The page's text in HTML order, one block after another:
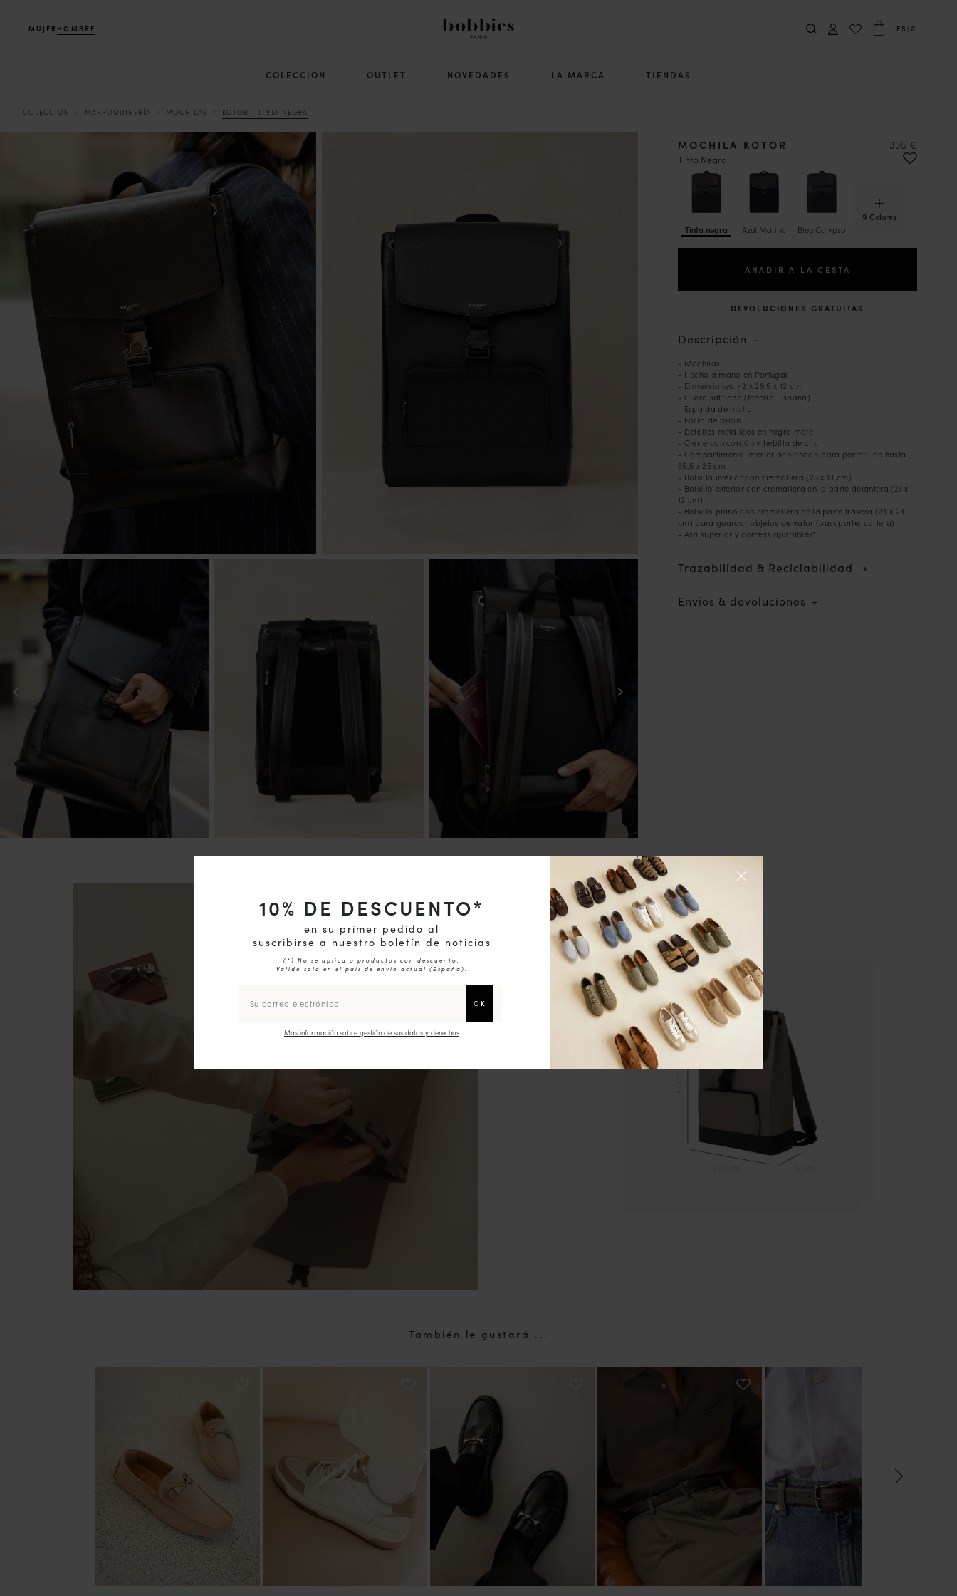
MUJER HOMBRE ES | €
COLECCIÓN OUTLET NOVEDADES LA MARCA TIENDAS
COLECCIÓN MARROQUINERÍA MOCHILAS KOTOR - TINTA NEGRA
chevron_left chevron_right
Tinta negra Azul Marino Bleu Calypso
9 Colores
MOCHILA KOTOR
Tinta Negra
335 €
AÑADIR A LA CESTA
DEVOLUCIONES GRATUITAS
Descripción
- Mochilas
- Hecho a mano en Portugal
- Dimensiones: 42 x 29,5 x 12 cm
- Cuero saffiano (tenería: España)
- Espalda de malla
- Forro de nylon
- Detalles metálicos en negro mate
- Cierre con cordón y hebilla de clic
- Compartimento interior acolchado para portátil de hasta
35,5 x 25 cm
- Bolsillo interior con cremallera (25 x 13 cm)
- Bolsillo exterior con cremallera en la parte delantera (21 x
12 cm)
- Bolsillo plano con cremallera en la parte trasera (23 x 23
cm) para guardar objetos de valor (pasaporte, cartera)
- Asa superior y correas ajustables"
Trazabilidad & Reciclabilidad
Envíos & devoluciones
También le gustará ...
10% DE DESCUENTO*
en su primer pedido al
suscribirse a nuestro boletín de noticias
(*) No se aplica a productos con descuento.
Válido solo en el país de envío actual (España).
Más información sobre gestión de sus datos y derechos